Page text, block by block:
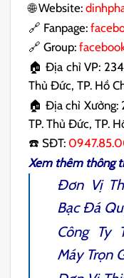
🌐 Website:
🔗 Fanpage:
🔗 Group:
🏠 Địa chỉ VP:
Thủ Đức, TP. Hồ
🏠 Địa chỉ Xưởng:
TP. Thủ Đức, TP.
☎️ SĐT:
Xem thêm thông
Đơn Vị
Bạc Đá
Công Ty
MáyTrọn